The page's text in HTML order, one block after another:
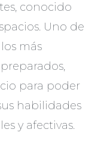
conocido
Uno de
más
para poder
habilidades
y afectivas.